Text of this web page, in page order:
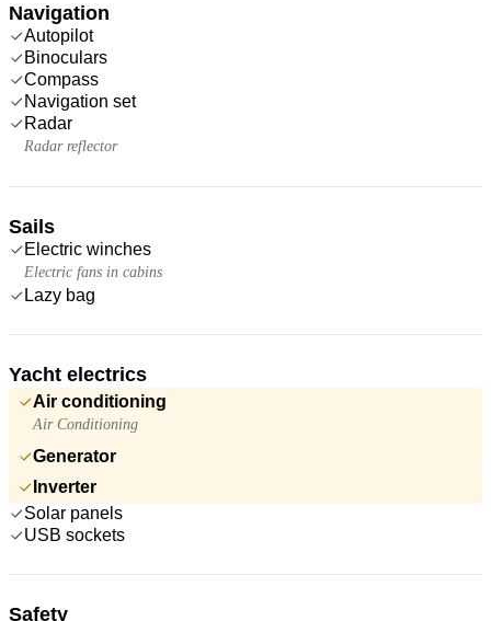
Navigation
Autopilot
Binoculars
Compass
Navigation set
Radar
Radar reflector
Sails
Electric winches
Electric fans in cabins
Lazy bag
Yacht electrics
Air conditioning
Air Conditioning
Generator
Inverter
Solar panels
USB sockets
Safety